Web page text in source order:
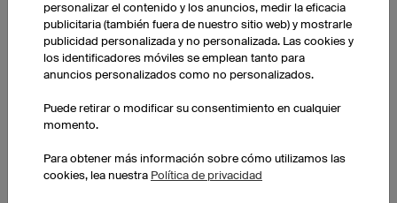
trabajamos en una oficina y nave de producción con más de
15.000 m2 y vendemos nuestros productos en 167 paises.
Pasado tanto tiempo seguimos practicando deporte juntos y
tomando la cerveza en el mismo bar.
personalizar el contenido y los anuncios, medir la eficacia
publicitaria (también fuera de nuestro sitio web) y mostrarle
publicidad personalizada y no personalizada. Las cookies y
los identificadores móviles se emplean tanto para
anuncios personalizados como no personalizados.
Puede retirar o modificar su consentimiento en cualquier
momento.
Para obtener más información sobre cómo utilizamos las
cookies, lea nuestra Política de privacidad